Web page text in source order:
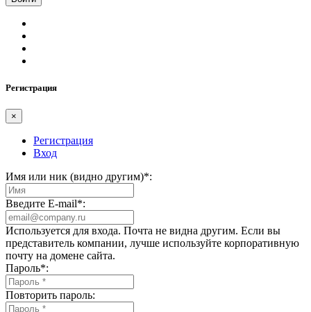
Регистрация
×
Регистрация
Вход
Имя или ник (видно другим)*:
Введите E-mail*:
Используется для входа. Почта не видна другим. Если вы
представитель компании, лучше используйте корпоративную
почту на домене сайта.
Пароль*:
Повторить пароль: